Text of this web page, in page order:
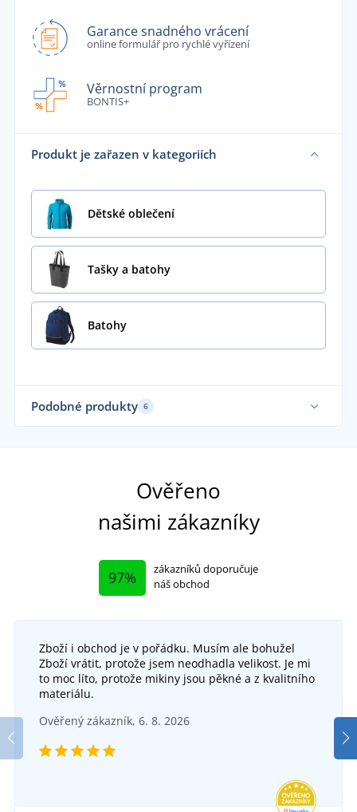
Garance snadného vrácení
online formulář pro rychlé vyřízení
Věrnostní program
BONTIS+
Produkt je zařazen v kategoriích
Dětské oblečení
Tašky a batohy
Batohy
Podobné produkty 6
Školní batoh SOLUTION
Ověřeno
našimi zákazníky
97%
zákazníků doporučuje
náš obchod
Zboží i obchod je v pořádku. Musím ale bohužel
Zboží vrátit, protože jsem neodhadla velikost. Je mi
to moc líto, protože mikiny jsou pěkné a z kvalitního
materiálu.
Ověřený zákazník, 6. 8. 2026